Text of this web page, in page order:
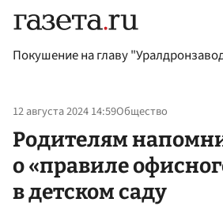
Покушение на главу
12 августа 2024 14:59Общество
Родителям
о «правиле
в детском саду